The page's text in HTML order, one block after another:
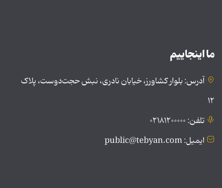
ما اینجاییم
آدرس: بلوار کشاورز، خیابان نادری، نبش حجت‌دوست، پلاک
۱۲
تلفن: ۰۲۱۸۱۲۰۰۰۰۰
ایمیل: public@tebyan.com